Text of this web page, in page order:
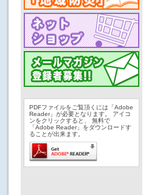
PDFファイルをご覧頂くには「Adobe
Reader」が必要となります。 アイコ
ンをクリックすると、 無料で
「Adobe Reader」をダウンロードす
ることが出来ます。